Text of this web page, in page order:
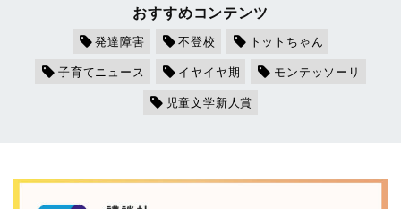
おすすめコンテンツ
発達障害 不登校
トットちゃん
子育てニュース
イヤイヤ期
モンテッソーリ
児童文学新人賞